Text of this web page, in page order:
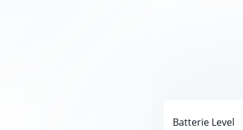
Batterie Level